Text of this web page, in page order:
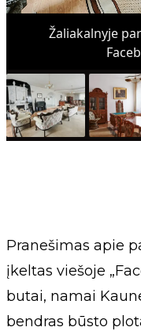
Žaliakalnyje
Pranešimas apie
įkeltas viešoje
butai, namai
bendras būsto